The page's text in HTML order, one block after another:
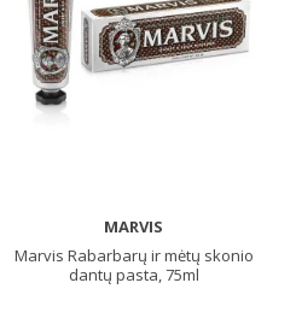
MARVIS
Marvis Rabarbarų ir mėtų skonio
dantų pasta, 75ml